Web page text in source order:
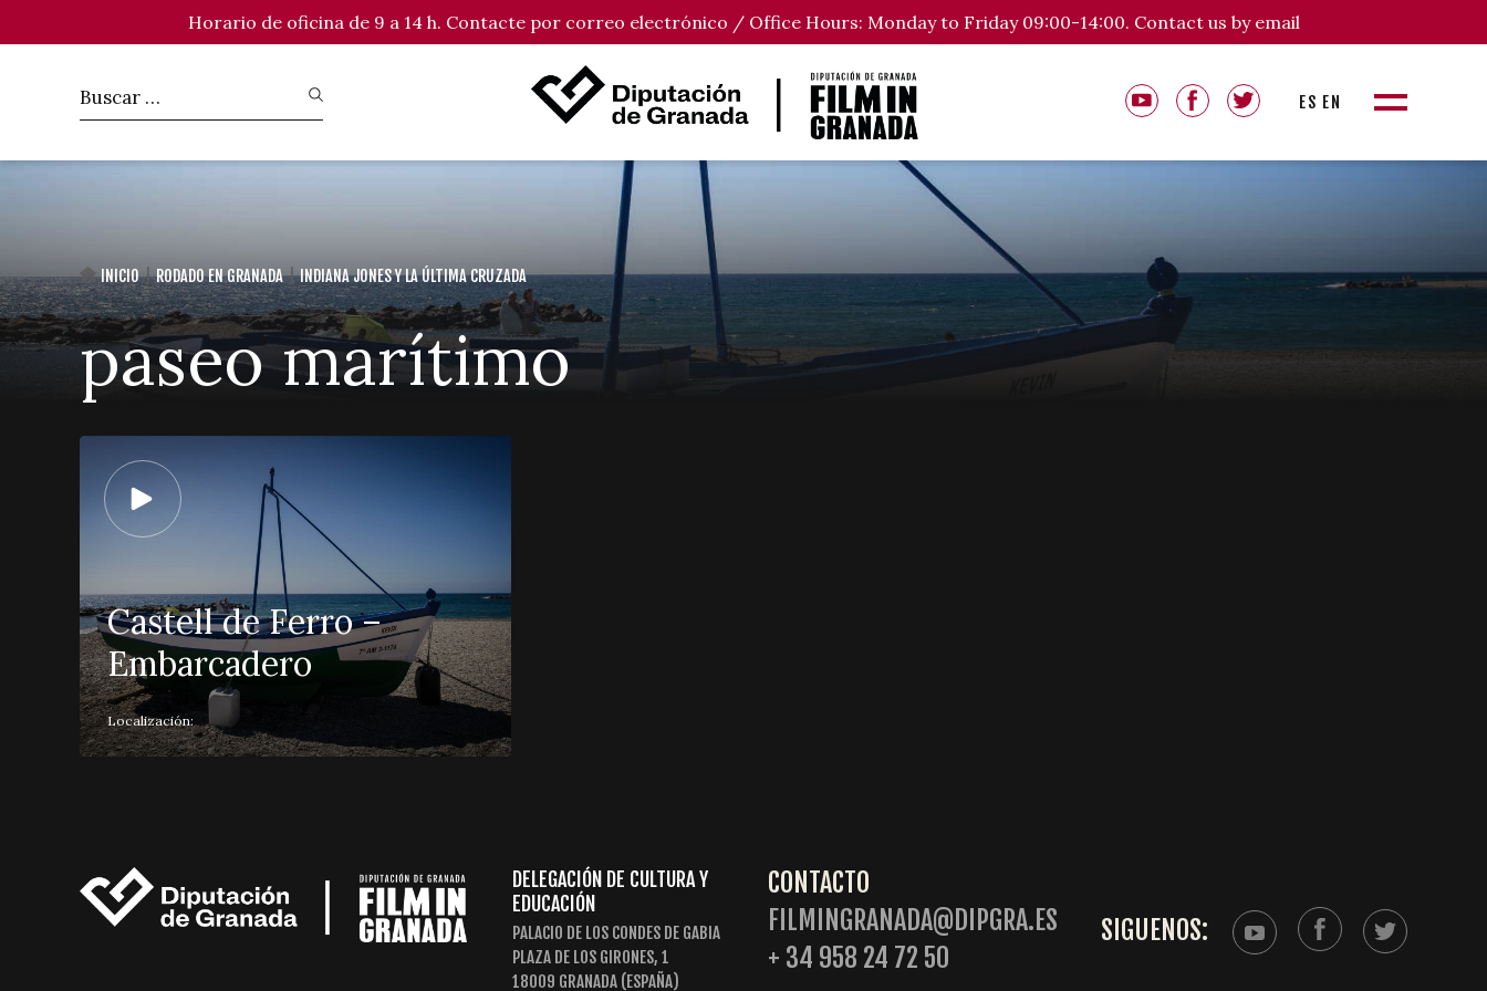
Horario de oficina de 9 a 14 h. Contacte por correo electrónico / Office Hours: Monday to Friday 09:00-14:00. Contact us by email
ES EN
INICIO RODADO EN GRANADA INDIANA JONES Y LA ÚLTIMA CRUZADA
paseo marítimo
Castell de Ferro –
Embarcadero
Localización:
DELEGACIÓN DE CULTURA Y
EDUCACIÓN
PALACIO DE LOS CONDES DE GABIA
PLAZA DE LOS GIRONES, 1
18009 GRANADA (ESPAÑA)
CONTACTO
FILMINGRANADA@DIPGRA.ES
+ 34 958 24 72 50
SIGUENOS: